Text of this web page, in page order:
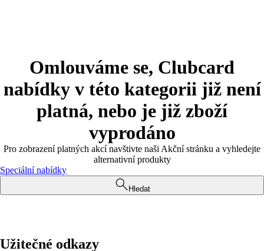
Omlouváme se, Clubcard
nabídky v této kategorii již není
platná, nebo je již zboží
vyprodáno
Pro zobrazení platných akcí navštivte naši Akční stránku a vyhledejte
alternativní produkty
Speciální nabídky
Hledat
Užitečné odkazy